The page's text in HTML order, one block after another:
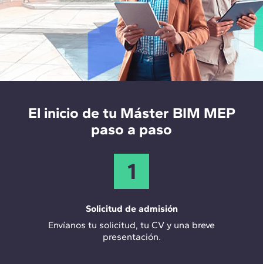
Su participación es clave para entender el ciclo de
vida completo de un proyecto de instalaciones MEP
100% real, teniendo en cuenta a los propios
fabricantes y su experiencia en el día a día.
En todos estos casos se enfrenta el diseño, cálculo y
modelado de instalaciones en BIM, generando
planos MEP, modelos y documentación listos para su
uso profesional.
El inicio de tu Máster BIM MEP
paso a paso
1
Solicitud de admisión
Envíanos tu solicitud, tu CV y una breve
presentación.